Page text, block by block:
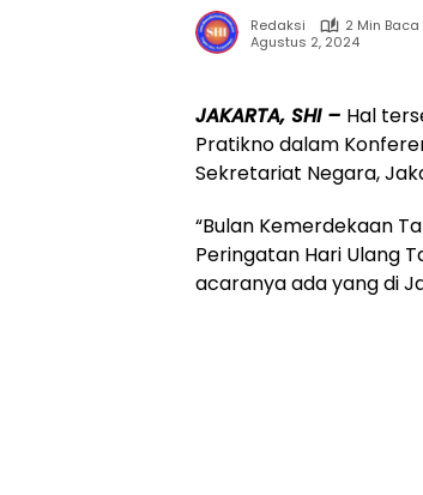
Redaksi
2 Min Baca
Agustus 2, 2024
JAKARTA, SHI – Hal
Pratikno dalam
Sekretariat Negara,
“Bulan Kemerdekaan
Peringatan Hari Ulang
acaranya ada yang di